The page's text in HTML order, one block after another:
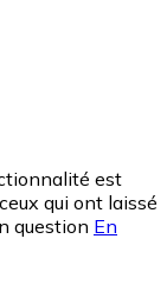
est
qui ont laissé
question En